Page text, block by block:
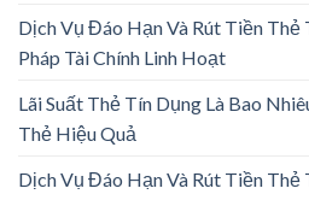
Dịch Vụ Đáo Hạn Và Rút Tiền
Pháp Tài Chính Linh Hoạt
Lãi Suất Thẻ Tín Dụng Là Bao
Thẻ Hiệu Quả
Dịch Vụ Đáo Hạn Và Rút Tiền